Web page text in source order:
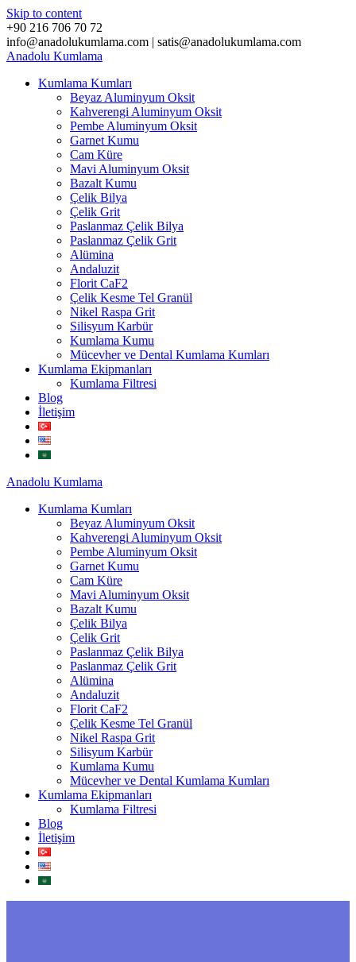
Skip to content
+90 216 706 70 72
info@anadolukumlama.com | satis@anadolukumlama.com
Anadolu Kumlama
Kumlama Kumları
Beyaz Aluminyum Oksit
Kahverengi Aluminyum Oksit
Pembe Aluminyum Oksit
Garnet Kumu
Cam Küre
Mavi Aluminyum Oksit
Bazalt Kumu
Çelik Bilya
Çelik Grit
Paslanmaz Çelik Bilya
Paslanmaz Çelik Grit
Alümina
Andaluzit
Florit CaF2
Çelik Kesme Tel Granül
Nikel Raspa Grit
Silisyum Karbür
Kumlama Kumu
Mücevher ve Dental Kumlama Kumları
Kumlama Ekipmanları
Kumlama Filtresi
Blog
İletişim
Anadolu Kumlama
Kumlama Kumları
Beyaz Aluminyum Oksit
Kahverengi Aluminyum Oksit
Pembe Aluminyum Oksit
Garnet Kumu
Cam Küre
Mavi Aluminyum Oksit
Bazalt Kumu
Çelik Bilya
Çelik Grit
Paslanmaz Çelik Bilya
Paslanmaz Çelik Grit
Alümina
Andaluzit
Florit CaF2
Çelik Kesme Tel Granül
Nikel Raspa Grit
Silisyum Karbür
Kumlama Kumu
Mücevher ve Dental Kumlama Kumları
Kumlama Ekipmanları
Kumlama Filtresi
Blog
İletişim